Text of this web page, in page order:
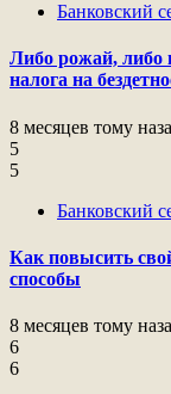
Банковский
Либо рожай, либо
налога на
8 месяцев тому
5
5
Банковский
Как повысить
способы
8 месяцев тому
6
6